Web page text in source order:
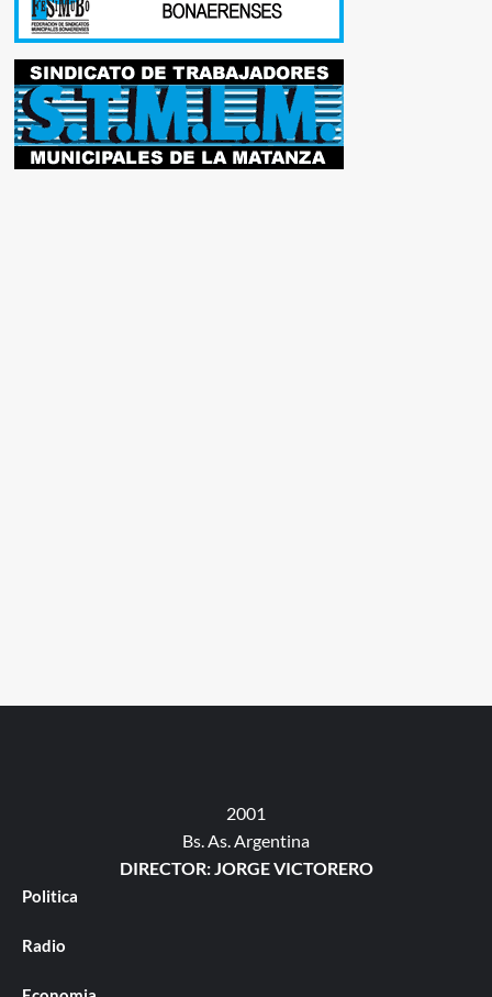
2001
Bs. As. Argentina
DIRECTOR: JORGE VICTORERO
Politica
Radio